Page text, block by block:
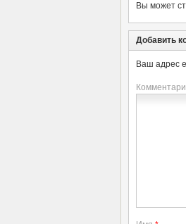
Вы может
Добавить
Ваш адрес